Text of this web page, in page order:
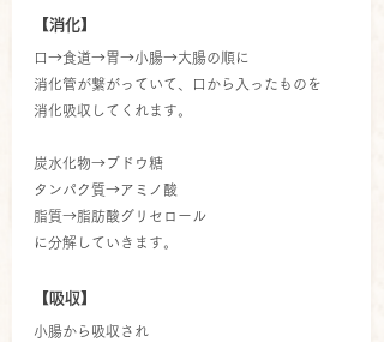
【消化】
口→食道→胃→小腸→大腸の順に
消化管が繋がっていて、口から入ったものを
消化吸収してくれます。
炭水化物→ブドウ糖
タンパク質→アミノ酸
脂質→脂肪酸グリセロール
に分解していきます。
【吸収】
小腸から吸収され